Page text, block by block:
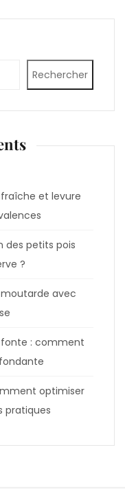
Rechercher
et levure
des petits pois
?
avec
: comment
optimiser
pratiques